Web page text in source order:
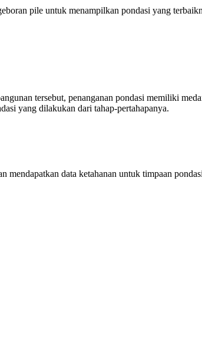
pile untuk menampilkan pondasi yang
tersebut, penanganan pondasi memiliki
yang dilakukan dari tahap-pertahapanya.
mendapatkan data ketahanan untuk timpaan